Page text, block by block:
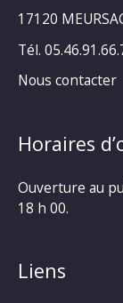
17120
Tél.
Nous contacter
Horaires
Ouverture au
18 h 00.
Liens